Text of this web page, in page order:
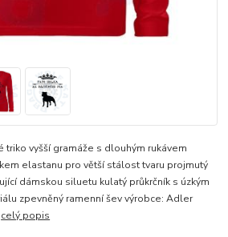
triko vyšší gramáže s dlouhým rukávem
elastanu pro větší stálost tvaru projmutý
dámskou siluetu kulatý průkrčník s úzkým
zpevněný ramenní šev výrobce: Adler
celý popis